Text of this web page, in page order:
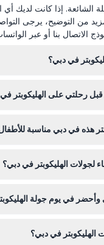
الشائعة. إذا كانت لديك
من التوضيح، يرجى
الاتصال بنا أو عبر
في دبي؟
طريق اختيار التاريخ
رحلتي على الهليكوبتر
لإجراء تسجيل الوصول
هذه في دبي مناسبة
لجولات الهليكوبتر في دبي؟
في يوم جولة
ولا تنس كاميرتك لالتقاط
الهليكوبتر في دبي؟